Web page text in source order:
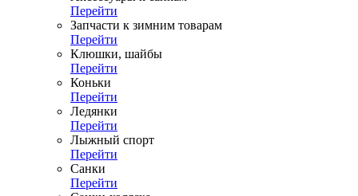
Перейти
Запчасти к зимним товарам
Перейти
Клюшки, шайбы
Перейти
Коньки
Перейти
Ледянки
Перейти
Лыжный спорт
Перейти
Санки
Перейти